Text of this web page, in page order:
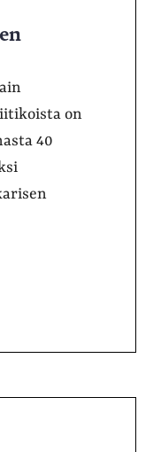
on
40